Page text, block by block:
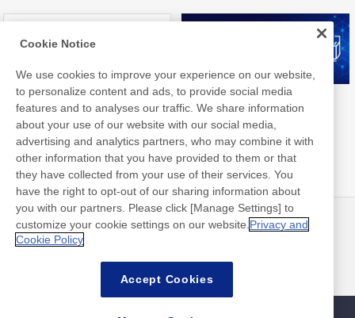
FAQ Nittoライブラリ
ニュース
お問い合わせ
よくあるご質問
Cookie Notice
We use cookies to improve your experience on our website,
to personalize content and ads, to provide social media
features and to analyses our traffic. We share information
about your use of our website with our social media,
advertising and analytics partners, who may combine it with
other information that you have provided to them or that
they have collected from your use of their services. You
have the right to opt-out of our sharing information about
you with our partners. Please click [Manage Settings] to
customize your cookie settings on our website. Privacy and
Cookie Policy
Accept Cookies